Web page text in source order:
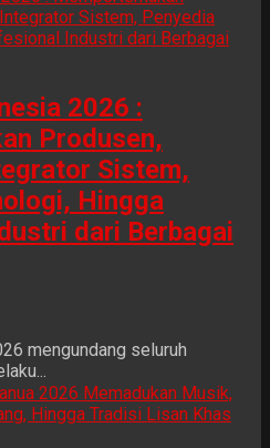
2026 :
Produsen,
Sistem,
Hingga
dari Berbagai
mengundang seluruh